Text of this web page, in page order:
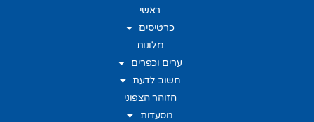
ראשי
כרטיסים
מלונות
ערים וכפרים
חשוב לדעת
הזוהר הצפוני
מסעדות